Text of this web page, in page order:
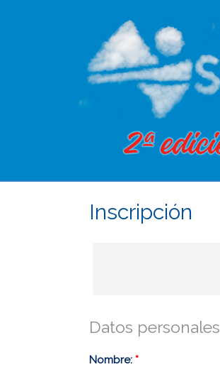
Inscripción
Datos personales
Nombre: *